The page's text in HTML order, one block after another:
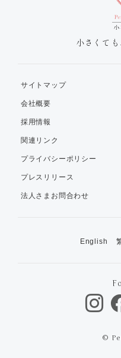
小さくても
サイトマップ
会社概要
採用情報
関連リンク
プライバシーポリシー
プレスリリース
法人さまお問合わせ
English
©